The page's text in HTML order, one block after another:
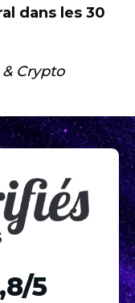
dans les 30
Crypto
5